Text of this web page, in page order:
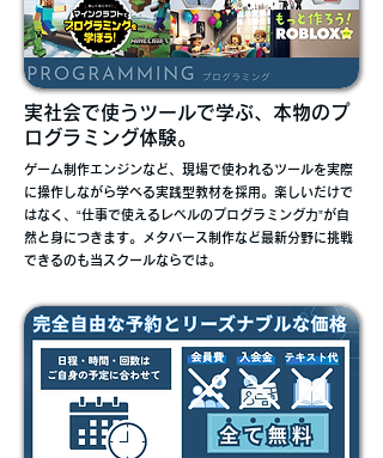
実社会で使うツールで学ぶ、本物のプ
ログラミング体験。
ゲーム制作エンジンなど、現場で使われるツールを実際
に操作しながら学べる実践型教材を採用。楽しいだけで
はなく、“仕事で使えるレベルのプログラミング力”が自
然と身につきます。メタバース制作など最新分野に挑戦
できるのも当スクールならでは。